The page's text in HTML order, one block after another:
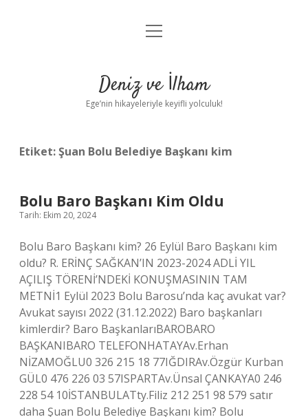
Anasayfa
Yasal Uyarı
menüyü
Deniz ve İlham
Ege’nin hikayeleriyle keyifli yolculuk!
Etiket:Şuan Bolu Belediye Başkanı kim
Bolu Baro Başkanı Kim Oldu
Tarih: Ekim 20, 2024
Bolu Baro Başkanı kim? 26 Eylül Baro Başkanı kim
oldu? R. ERİNÇ SAĞKAN’IN 2023-2024 ADLİ YIL
AÇILIŞ TÖRENİ’NDEKİ KONUŞMASININ TAM
METNİ1 Eylül 2023 Bolu Barosu’nda kaç avukat var?
Avukat sayısı 2022 (31.12.2022) Baro başkanları
kimlerdir? Baro BaşkanlarıBAROBARO
BAŞKANIBARO TELEFONHATAYAv.Erhan
NİZAMOĞLU0 326 215 18 77IĞDIRAv.Özgür Kurban
GÜL0 476 226 03 57ISPARTAv.Ünsal ÇANKAYA0 246
228 54 10İSTANBULATty.Filiz 212 251 98 579 satır
daha Şuan Bolu Belediye Başkanı kim? Bolu